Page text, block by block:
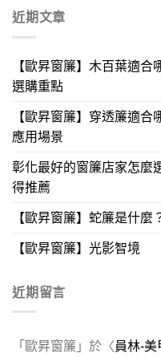
近期文章
【歐昇窗簾】木百葉適
選購重點
【歐昇窗簾】穿透簾適
應用場景
彰化最好的窗簾店家怎麼
得推薦
【歐昇窗簾】蛇簾是什麼
【歐昇窗簾】光影智境
近期留言
「 歐昇窗簾 」於〈員林-